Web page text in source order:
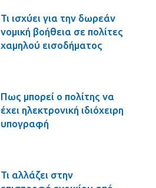
Τι ισχύει για την δωρεάν
νομική βοήθεια σε πολίτες
χαμηλού εισοδήματος
Πως μπορεί ο πολίτης να
έχει ηλεκτρονική ιδιόχειρη
υπογραφή
Τι αλλάζει στην